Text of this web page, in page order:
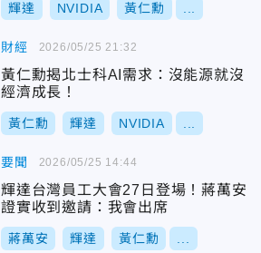
輝達 NVIDIA 黃仁勳
財經
黃仁勳揭北士科AI需求：沒能源就沒
經濟成長！
黃仁勳 輝達 NVIDIA
2026/05/25 21:32
要聞
輝達台灣員工大會27日登場！蔣萬安
證實收到邀請：我會出席
蔣萬安 輝達 黃仁勳
2026/05/25 14:44